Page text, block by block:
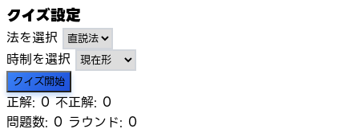
クイズ設定
法を選択
時制を選択
クイズ開始
正解:0 不正解: 0
問題数: 0 ラウンド: 0